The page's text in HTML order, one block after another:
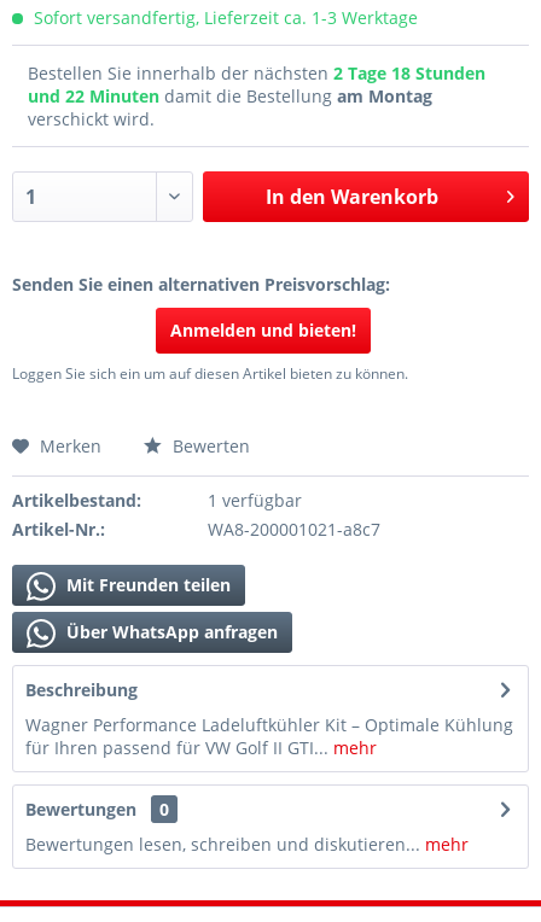
Sofort versandfertig, Lieferzeit ca. 1-3 Werktage
Bestellen Sie innerhalb der nächsten 2 Tage 18 Stunden
und 22 Minuten damit die Bestellung am Montag
verschickt wird.
In den Warenkorb
Senden Sie einen alternativen Preisvorschlag:
Anmelden und bieten!
Loggen Sie sich ein um auf diesen Artikel bieten zu können.
Merken Bewerten
Artikelbestand:
1 verfügbar
Artikel-Nr.:
WA8-200001021-a8c7
Mit Freunden teilen
Über WhatsApp anfragen
Beschreibung
Wagner Performance Ladeluftkühler Kit – Optimale Kühlung
für Ihren passend für VW Golf II GTI... mehr
Bewertungen
0
Bewertungen lesen, schreiben und diskutieren... mehr